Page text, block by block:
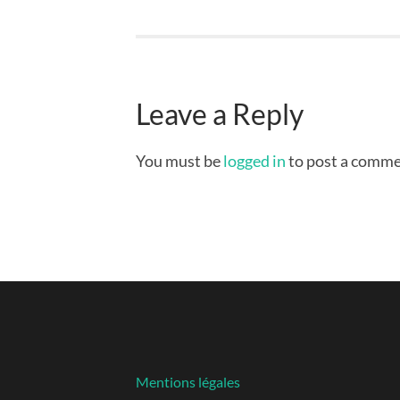
Leave a Reply
You must belogged into post a
Mentions légales